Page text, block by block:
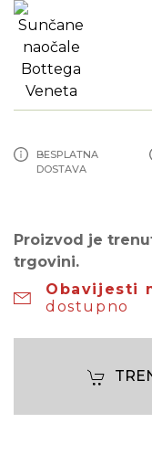
BESPLATNA
DOSTAVA
Proizvod je
trgovini.
Obavijesti
dostupno